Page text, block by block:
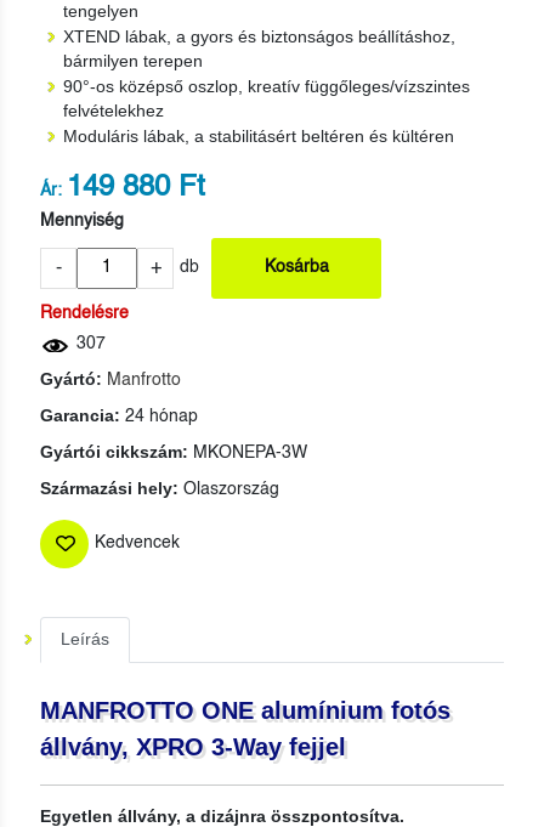
tengelyen
XTEND lábak, a gyors és biztonságos beállításhoz,
bármilyen terepen
90°-os középső oszlop, kreatív függőleges/vízszintes
felvételekhez
Moduláris lábak, a stabilitásért beltéren és kültéren
Ár: 149 880 Ft
Mennyiség
- + db Kosárba
Rendelésre
307
Gyártó: Manfrotto
Garancia: 24 hónap
Gyártói cikkszám: MKONEPA-3W
Származási hely: Olaszország
Kedvencek
Leírás
MANFROTTO ONE alumínium fotós
állvány, XPRO 3-Way fejjel
Egyetlen állvány, a dizájnra összpontosítva.